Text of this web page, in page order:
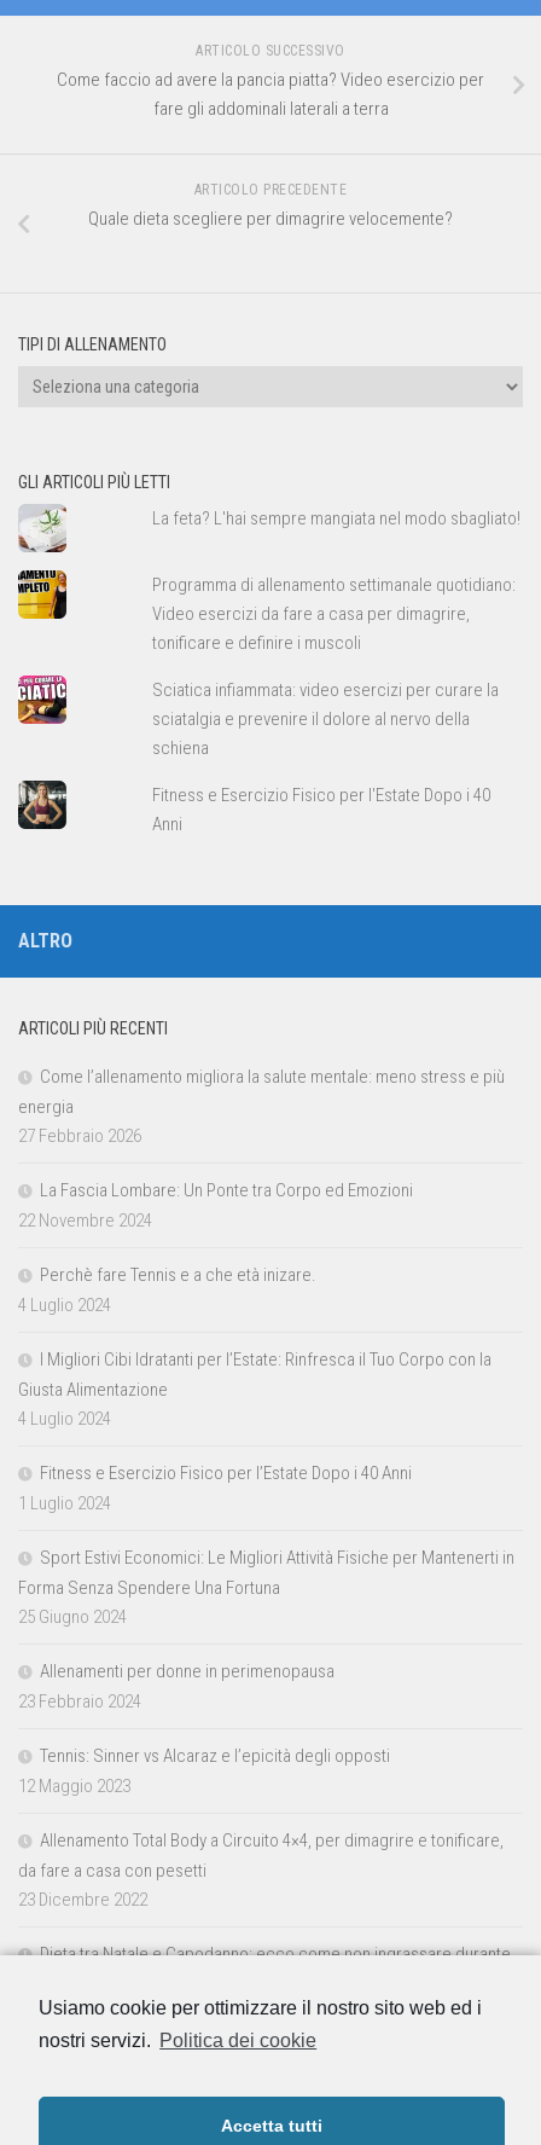
Usiamo cookie per ottimizzare il nostro sito web ed i
nostri servizi. Politica dei cookie
Accetta tutti
ARTICOLO SUCCESSIVO
Come faccio ad avere la pancia piatta? Video esercizio per
fare gli addominali laterali a terra
ARTICOLO PRECEDENTE
Quale dieta scegliere per dimagrire velocemente?
TIPI DI ALLENAMENTO
Tipi
GLI ARTICOLI PIÙ LETTI
La feta? L'hai sempre mangiata nel modo sbagliato!
Programma di allenamento settimanale quotidiano:
Video esercizi da fare a casa per dimagrire,
tonificare e definire i muscoli
Sciatica infiammata: video esercizi per curare la
sciatalgia e prevenire il dolore al nervo della
schiena
Fitness e Esercizio Fisico per l'Estate Dopo i 40
Anni
ALTRO
ARTICOLI PIÙ RECENTI
Come l’allenamento migliora la salute mentale: meno stress e più
energia
27 Febbraio 2026
La Fascia Lombare: Un Ponte tra Corpo ed Emozioni
22 Novembre 2024
Perchè fare Tennis e a che età inizare.
4 Luglio 2024
I Migliori Cibi Idratanti per l’Estate: Rinfresca il Tuo Corpo con la
Giusta Alimentazione
4 Luglio 2024
Fitness e Esercizio Fisico per l’Estate Dopo i 40 Anni
1 Luglio 2024
Sport Estivi Economici: Le Migliori Attività Fisiche per Mantenerti in
Forma Senza Spendere Una Fortuna
25 Giugno 2024
Allenamenti per donne in perimenopausa
23 Febbraio 2024
Tennis: Sinner vs Alcaraz e l’epicità degli opposti
12 Maggio 2023
Allenamento Total Body a Circuito 4×4, per dimagrire e tonificare,
da fare a casa con pesetti
23 Dicembre 2022
Dieta tra Natale e Capodanno: ecco come non ingrassare durante
23 Dicembre 2022